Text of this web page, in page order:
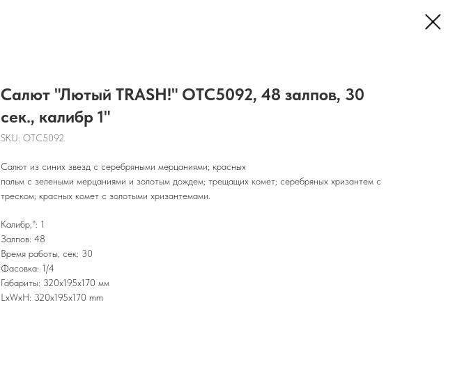
Салют "Лютый TRASH!" OTC5092, 48 залпов, 30
сек., калибр 1"
SKU: OTC5092
Салют из синих звезд с серебряными мерцаниями; красных
пальм с зелеными мерцаниями и золотым дождем; трещащих комет; серебряных хризантем с
треском; красных комет с золотыми хризантемами.
Калибр,": 1
Залпов: 48
Время работы, сек: 30
Фасовка: 1/4
Габариты: 320х195х170 мм
LxWxH: 320x195x170 mm